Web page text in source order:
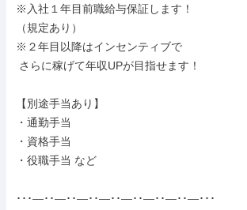
※入社１年目前職給与保証します！
（規定あり）
※２年目以降はインセンティブで
【別途手当あり】
・通勤手当
・資格手当
・役職手当 など
･･･―･･―･･―･･―･･―･･―･･―･･―･･･